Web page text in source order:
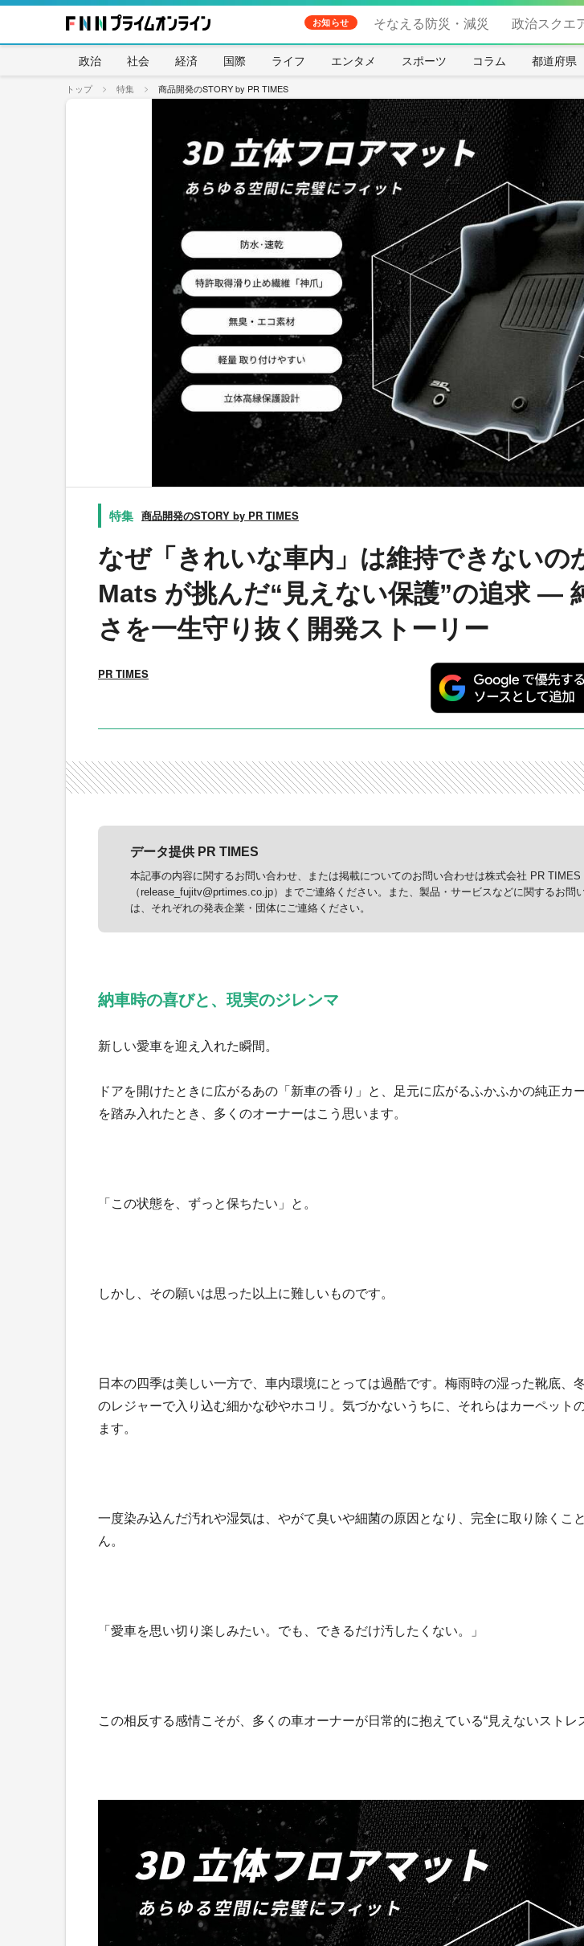
お知らせ そなえる防災・減災 政治スクエ
政治 社会 経済 国際 ライフ エンタメ スポーツ コラム 都道府県
トップ 特集 商品開発のSTORY by PR TIMES
商品開発のSTORY by PR TIMES
なぜ「きれいな車内」は維持できないの
Mats が挑んだ“見えない保護”の追求 —
さを一生守り抜く開発ストーリー
PR TIMES
データ提供 PR TIMES
本記事の内容に関するお問い合わせ、または掲載についてのお問い合わせは株式会社 PR TIMES
（release_fujitv@prtimes.co.jp）までご連絡ください。また、製品・サービスなどに関するお問
は、それぞれの発表企業・団体にご連絡ください。
納車時の喜びと、現実のジレンマ
新しい愛車を迎え入れた瞬間。
ドアを開けたときに広がるあの「新車の香り」と、足元に広がるふかふかの純正カ
を踏み入れたとき、多くのオーナーはこう思います。
「この状態を、ずっと保ちたい」と。
しかし、その願いは思った以上に難しいものです。
日本の四季は美しい一方で、車内環境にとっては過酷です。梅雨時の湿った靴底、
のレジャーで入り込む細かな砂やホコリ。気づかないうちに、それらはカーペット
ます。
一度染み込んだ汚れや湿気は、やがて臭いや細菌の原因となり、完全に取り除くこ
ん。
「愛車を思い切り楽しみたい。でも、できるだけ汚したくない。」
この相反する感情こそが、多くの車オーナーが日常的に抱えている“見えないストレ